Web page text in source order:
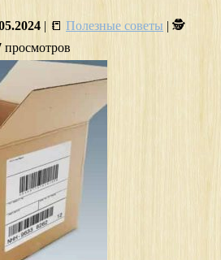
| 📒 Полезные советы | 🕵
просмотров